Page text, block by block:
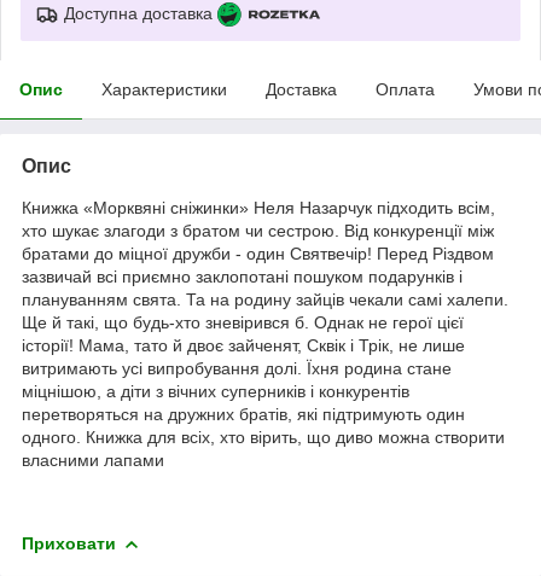
Доступна доставка
Опис Характеристики Доставка Оплата Умови
Опис
Книжка «Морквяні сніжинки» Неля Назарчук підходить всім,
хто шукає злагоди з братом чи сестрою. Від конкуренції між
братами до міцної дружби - один Святвечір! Перед Різдвом
зазвичай всі приємно заклопотані пошуком подарунків і
плануванням свята. Та на родину зайців чекали самі халепи.
Ще й такі, що будь-хто зневірився б. Однак не герої цієї
історії! Мама, тато й двоє зайченят, Сквік і Трік, не лише
витримають усі випробування долі. Їхня родина стане
міцнішою, а діти з вічних суперників і конкурентів
перетворяться на дружних братів, які підтримують один
одного. Книжка для всіх, хто вірить, що диво можна створити
власними лапами
Приховати